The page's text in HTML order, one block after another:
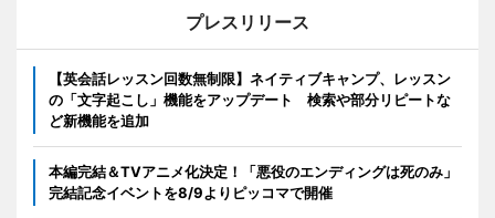
プレスリリース
【英会話レッスン回数無制限】ネイティブキャンプ、レッスン
の「文字起こし」機能をアップデート 検索や部分リピートな
ど新機能を追加
本編完結＆TVアニメ化決定！「悪役のエンディングは死のみ」
完結記念イベントを8/9よりピッコマで開催